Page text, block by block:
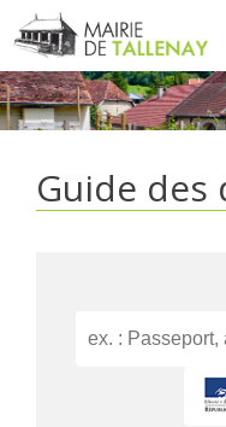
Aller
au
contenu
Guide des